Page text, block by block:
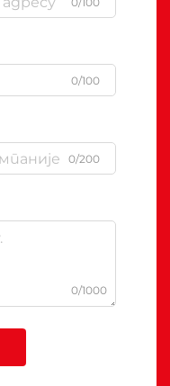
0/100
0/200
0/1000